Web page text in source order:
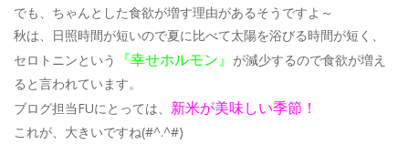
でも、ちゃんとした食欲が増す理由があるそうですよ～
秋は、日照時間が短いので夏に比べて太陽を浴びる時間が短く、
セロトニンという
『幸せホルモン』 が減少するので食欲が増え
ると言われています。
ブログ担当FUにとっては、 新米が美味しい季節！
これが、大きいですね(#^.^#)